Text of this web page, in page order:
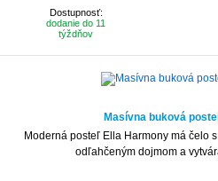
Dostupnosť:
dodanie do 11
týždňov
Masívna buková
Moderná posteľ Ella Harmony má čelo
odľahčeným dojmom a